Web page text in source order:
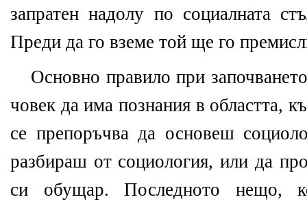
запратен надолу по социалната
Преди да го вземе той ще го
Основно правило при
човек да има познания в областта,
се препоръчва да основеш
разбираш от социология, или да
си обущар. Последното нещо,